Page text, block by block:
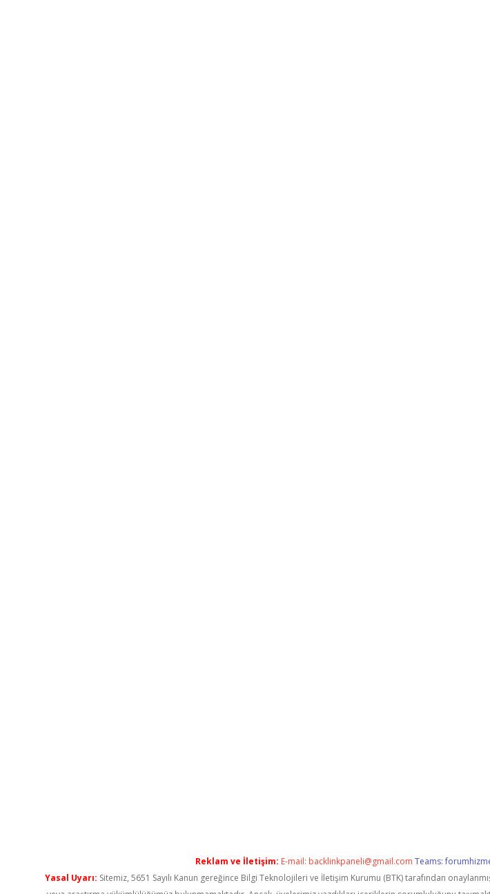
Reklam ve İletişim: E-mail: backlinkpaneli@gmail.com Teams:
Yasal Uyarı: Sitemiz, 5651 Sayılı Kanun gereğince Bilgi Teknolojileri ve İletişim Kurumu (BTK) tarafından